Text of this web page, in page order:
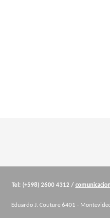
Tel: (+598) 2600 4312 /
Eduardo J. Couture 6401 -